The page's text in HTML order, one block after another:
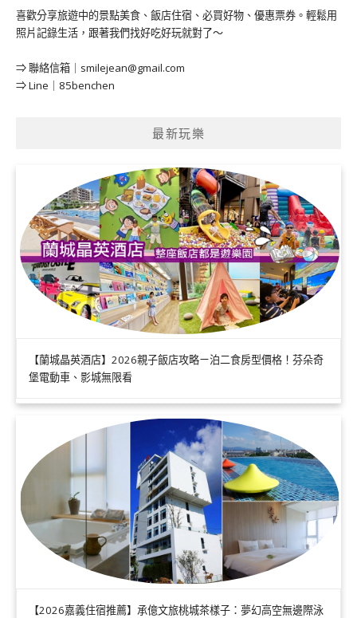
喜歡分享旅遊中的景點美食、飯店住宿、必買好物、優惠票券。輕鬆用
照片記錄生活，跟著我們找好吃好玩就對了～
⇒ 聯絡信箱｜ smilejean@gmail.com
⇒ Line｜85benchen
最新玩樂
【蘭城晶英酒店】2026親子飯店攻略ㄧ泊二食房型價格！芬朵奇
堡電動車、影城無限看
【2026嘉義住宿推薦】承億文旅桃城茶樣子：夢幻高空無邊際泳